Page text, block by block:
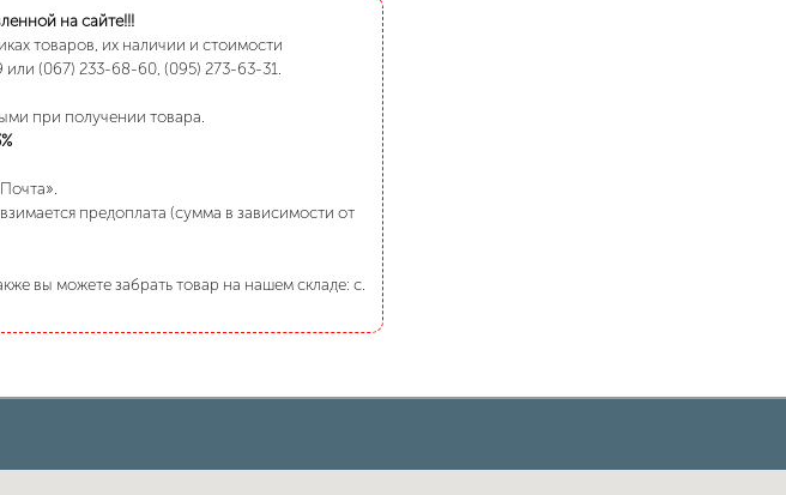
на сайте!!!
товаров, их наличии и стоимости
(067) 233-68-60, (095) 273-63-31.
при получении товара.
предоплата (сумма в зависимости от
вы можете забрать товар на нашем складе: с.